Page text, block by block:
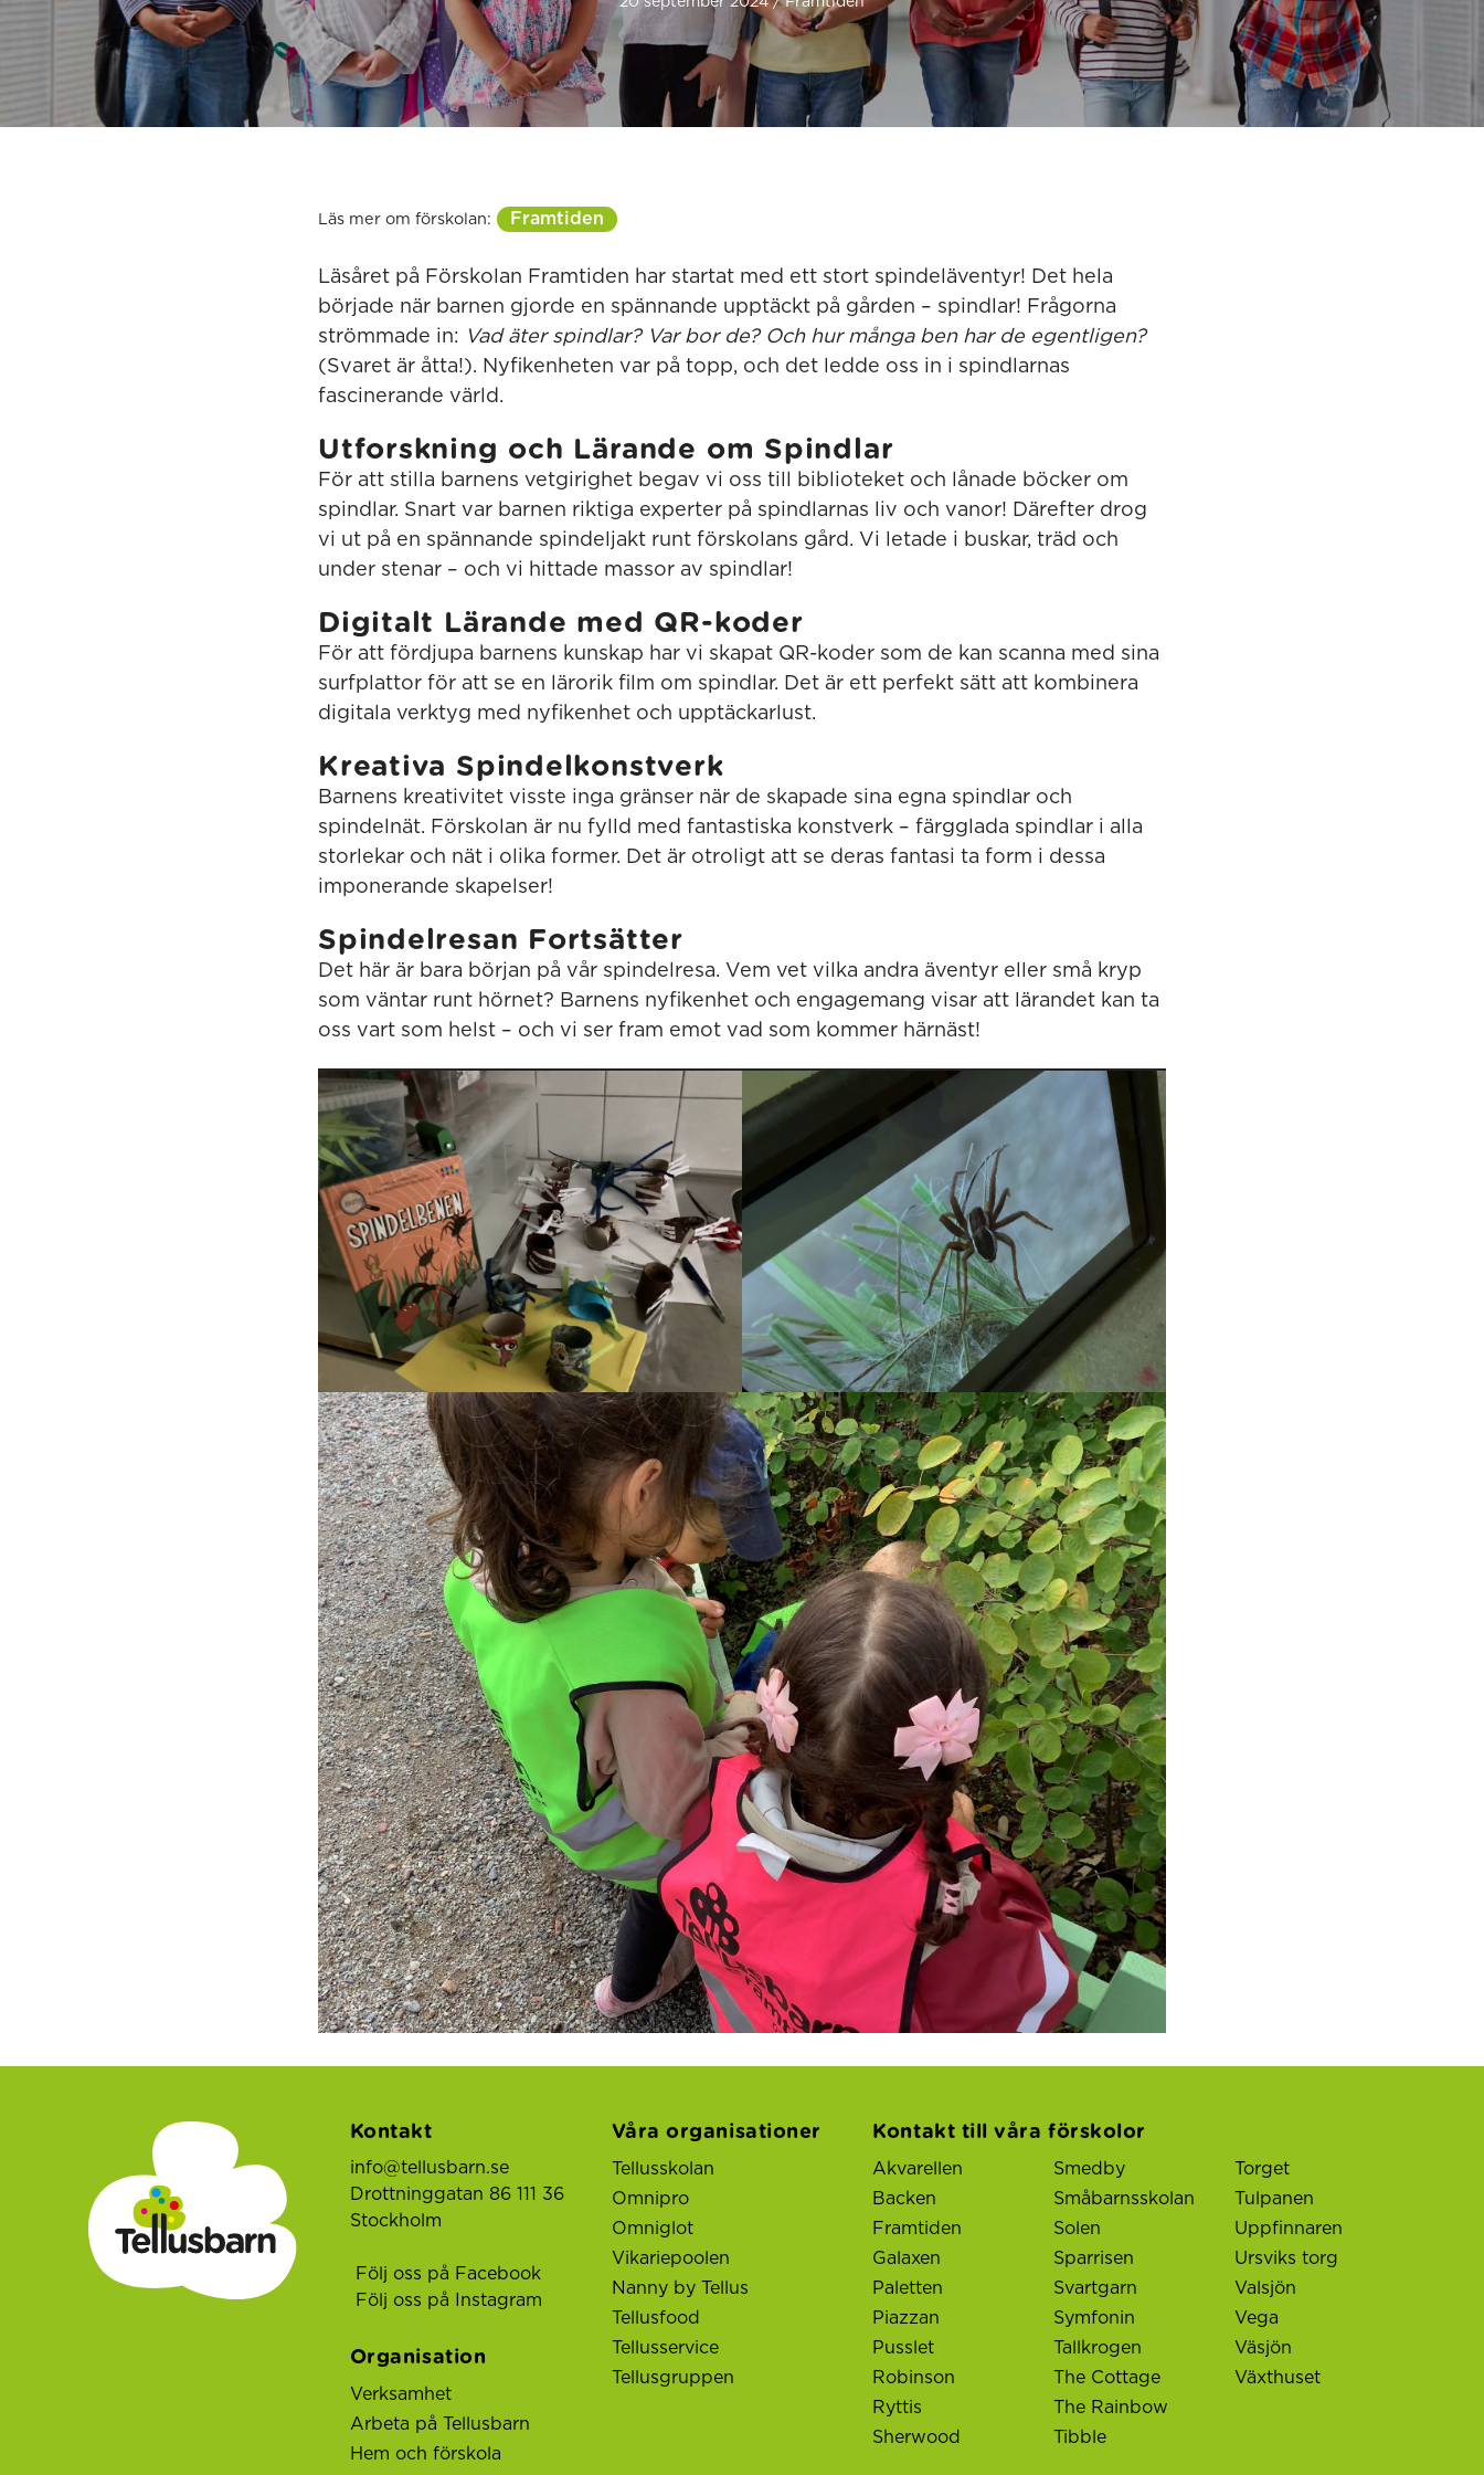
Läs mer om förskolan: Framtiden
Läsåret på Förskolan Framtiden har startat med ett stort spindeläventyr! Det hela
började när barnen gjorde en spännande upptäckt på gården – spindlar! Frågorna
strömmade in: Vad äter spindlar? Var bor de? Och hur många ben har de egentligen?
(Svaret är åtta!). Nyfikenheten var på topp, och det ledde oss in i spindlarnas
fascinerande värld.
Utforskning och Lärande om Spindlar
För att stilla barnens vetgirighet begav vi oss till biblioteket och lånade böcker om
spindlar. Snart var barnen riktiga experter på spindlarnas liv och vanor! Därefter drog
vi ut på en spännande spindeljakt runt förskolans gård. Vi letade i buskar, träd och
under stenar – och vi hittade massor av spindlar!
Digitalt Lärande med QR-koder
För att fördjupa barnens kunskap har vi skapat QR-koder som de kan scanna med sina
surfplattor för att se en lärorik film om spindlar. Det är ett perfekt sätt att kombinera
digitala verktyg med nyfikenhet och upptäckarlust.
Kreativa Spindelkonstverk
Barnens kreativitet visste inga gränser när de skapade sina egna spindlar och
spindelnät. Förskolan är nu fylld med fantastiska konstverk – färgglada spindlar i alla
storlekar och nät i olika former. Det är otroligt att se deras fantasi ta form i dessa
imponerande skapelser!
Spindelresan Fortsätter
Det här är bara början på vår spindelresa. Vem vet vilka andra äventyr eller små kryp
som väntar runt hörnet? Barnens nyfikenhet och engagemang visar att lärandet kan ta
oss vart som helst – och vi ser fram emot vad som kommer härnäst!
Kontakt
info@tellusbarn.se
Drottninggatan 86 111 36
Stockholm
Följ oss på Facebook
Följ oss på Instagram
Organisation
Verksamhet
Arbeta på Tellusbarn
Hem och förskola
Våra organisationer
Tellusskolan
Omnipro
Omniglot
Vikariepoolen
Nanny by Tellus
Tellusfood
Tellusservice
Tellusgruppen
Kontakt till våra förskolor
Akvarellen
Backen
Framtiden
Galaxen
Paletten
Piazzan
Pusslet
Robinson
Ryttis
Sherwood
Smedby
Småbarnsskolan
Solen
Sparrisen
Svartgarn
Symfonin
Tallkrogen
The Cottage
The Rainbow
Tibble
Torget
Tulpanen
Uppfinnaren
Ursviks torg
Valsjön
Vega
Väsjön
Växthuset